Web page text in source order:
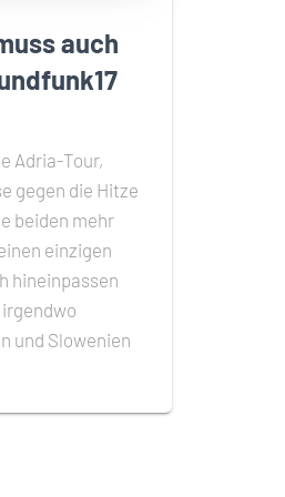
auch
Adria-Tour,
gegen die Hitze
beiden mehr
einzigen
hineinpassen
und Slowenien